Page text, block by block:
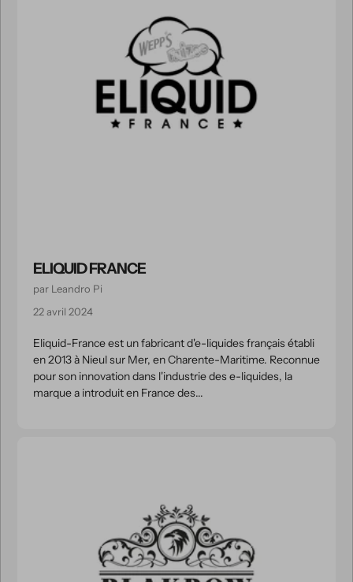
ELIQUID FRANCE
par Leandro Pi
22 avril 2024
Eliquid-France est un fabricant d'e-liquides français établi
en 2013 à Nieul sur Mer, en Charente-Maritime. Reconnue
pour son innovation dans l'industrie des e-liquides, la
marque a introduit en France des...